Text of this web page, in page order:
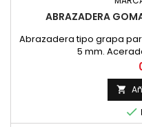
ABRAZADERA
Abrazadera tipo grapa
5 mm.

